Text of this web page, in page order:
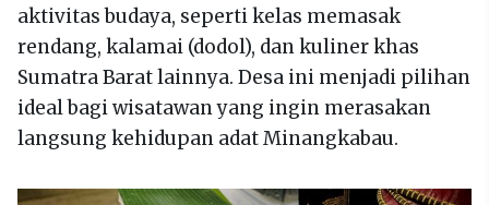
aktivitas budaya, seperti kelas memasak
rendang, kalamai (dodol), dan kuliner khas
Sumatra Barat lainnya. Desa ini menjadi pilihan
ideal bagi wisatawan yang ingin merasakan
langsung kehidupan adat Minangkabau.